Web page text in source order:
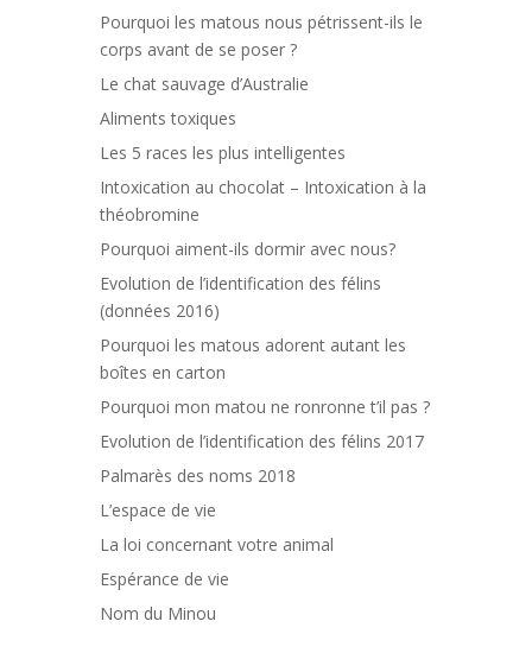
Pourquoi les matous nous pétrissent-ils le
corps avant de se poser ?
Le chat sauvage d’Australie
Aliments toxiques
Les 5 races les plus intelligentes
Intoxication au chocolat – Intoxication à la
théobromine
Pourquoi aiment-ils dormir avec nous?
Evolution de l’identification des félins
(données 2016)
Pourquoi les matous adorent autant les
boîtes en carton
Pourquoi mon matou ne ronronne t’il pas ?
Evolution de l’identification des félins 2017
Palmarès des noms 2018
L’espace de vie
La loi concernant votre animal
Espérance de vie
Nom du Minou